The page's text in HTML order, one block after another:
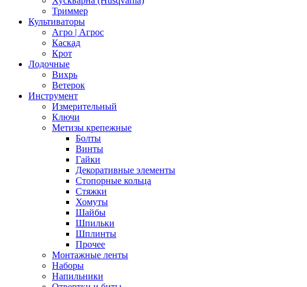
Триммер
Культиваторы
Агро | Агрос
Каскад
Крот
Лодочные
Вихрь
Ветерок
Инструмент
Измерительный
Ключи
Метизы крепежные
Болты
Винты
Гайки
Декоративные элементы
Стопорные кольца
Стяжки
Хомуты
Шайбы
Шпильки
Шплинты
Прочее
Монтажные ленты
Наборы
Напильники